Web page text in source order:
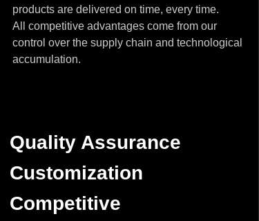
products are delivered on time, every time.
All competitive advantages come from our
control over the supply chain and technological
accumulation.
Quality Assurance
Customization
Competitive